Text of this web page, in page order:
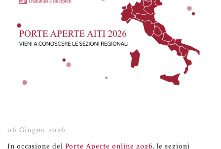
06 Giugno 2026
In occasione del Porte Aperte online 2026, le sezioni